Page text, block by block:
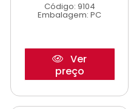
Código: 9104
Embalagem: PC
Ver
preço